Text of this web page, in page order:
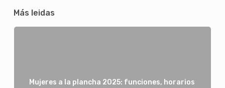
Más leidas
Mujeres a la plancha 2025: funciones, horarios